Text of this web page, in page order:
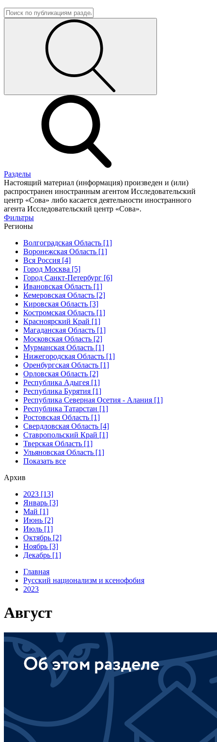
Разделы
Настоящий материал (информация) произведен и (или)
распространен иностранным агентом Исследовательский
центр «Сова» либо касается деятельности иностранного
агента Исследовательский центр «Сова».
Фильтры
Регионы
Волгоградская Область [1]
Воронежская Область [1]
Вся Россия [4]
Город Москва [5]
Город Санкт-Петербург [6]
Ивановская Область [1]
Кемеровская Область [2]
Кировская Область [3]
Костромская Область [1]
Красноярский Край [1]
Магаданская Область [1]
Московская Область [2]
Мурманская Область [1]
Нижегородская Область [1]
Оренбургская Область [1]
Орловская Область [2]
Республика Адыгея [1]
Республика Бурятия [1]
Республика Северная Осетия - Алания [1]
Республика Татарстан [1]
Ростовская Область [1]
Свердловская Область [4]
Ставропольский Край [1]
Тверская Область [1]
Ульяновская Область [1]
Показать все
Архив
2023 [13]
Январь [3]
Май [1]
Июнь [2]
Июль [1]
Октябрь [2]
Ноябрь [3]
Декабрь [1]
Главная
Русский национализм и ксенофобия
2023
Август